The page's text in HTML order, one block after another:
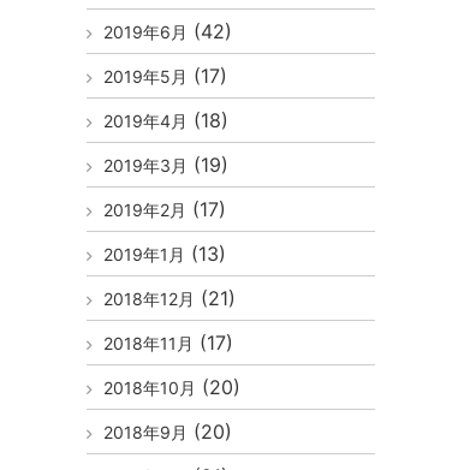
2019年6月 (42)
2019年5月 (17)
2019年4月 (18)
2019年3月 (19)
2019年2月 (17)
2019年1月 (13)
2018年12月 (21)
2018年11月 (17)
2018年10月 (20)
2018年9月 (20)